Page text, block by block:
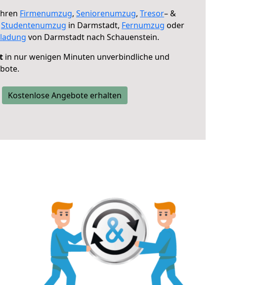
Firmenumzug, Seniorenumzug, Tresor– &
Studentenumzug in Darmstadt, Fernumzug oder
von Darmstadt nach Schauenstein.
in nur wenigen Minuten unverbindliche und
Kostenlose Angebote erhalten